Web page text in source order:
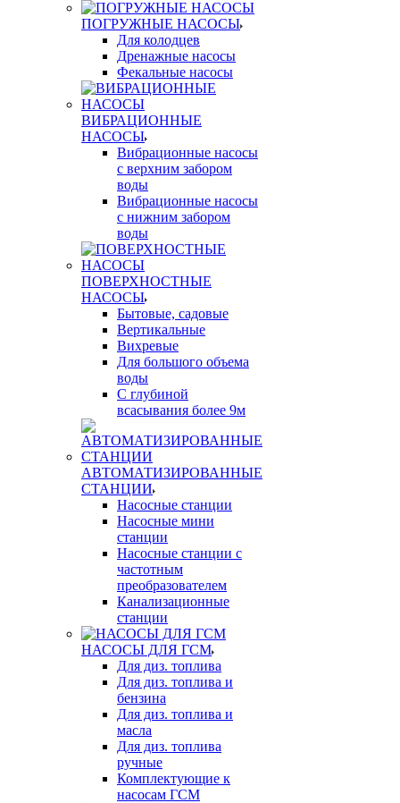
ПОГРУЖНЫЕ НАСОСЫ
Для колодцев
Дренажные насосы
Фекальные насосы
ВИБРАЦИОННЫЕ
НАСОСЫ
Вибрационные насосы
с верхним забором
воды
Вибрационные насосы
с нижним забором
воды
ПОВЕРХНОСТНЫЕ
НАСОСЫ
Бытовые, садовые
Вертикальные
Вихревые
Для большого объема
воды
С глубиной
всасывания более 9м
АВТОМАТИЗИРОВАННЫЕ
СТАНЦИИ
Насосные станции
Насосные мини
станции
Насосные станции с
частотным
преобразователем
Канализационные
станции
НАСОСЫ ДЛЯ ГСМ
Для диз. топлива
Для диз. топлива и
бензина
Для диз. топлива и
масла
Для диз. топлива
ручные
Комплектующие к
насосам ГСМ